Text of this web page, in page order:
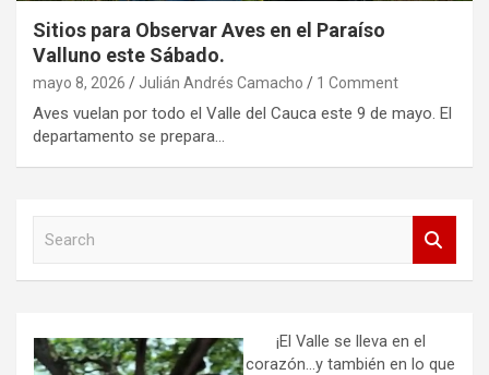
Sitios para Observar Aves en el Paraíso
Valluno este Sábado.
mayo 8, 2026 Julián Andrés Camacho 1 Comment
Aves vuelan por todo el Valle del Cauca este 9 de mayo. El
departamento se prepara…
h
¡El Valle se lleva en el
corazón…y también en lo que